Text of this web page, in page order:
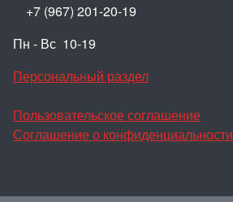
+7 (967) 201-20-19
Пн - Вс 10-19
Персональный раздел
Пользовательское соглашение
Соглашение о конфиденциальности